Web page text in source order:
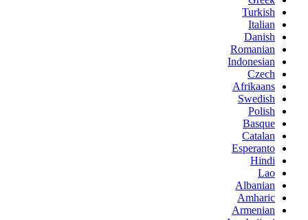
Turkish
Italian
Danish
Romanian
Indonesian
Czech
Afrikaans
Swedish
Polish
Basque
Catalan
Esperanto
Hindi
Lao
Albanian
Amharic
Armenian